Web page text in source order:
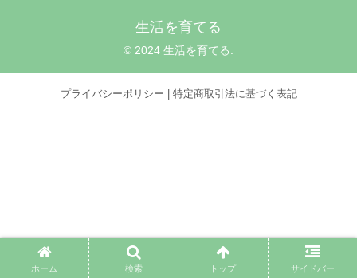
生活を育てる
© 2024 生活を育てる.
ホーム 検索 トップ サイドバー
プライバシーポリシー 特定商取引法に基づく表記